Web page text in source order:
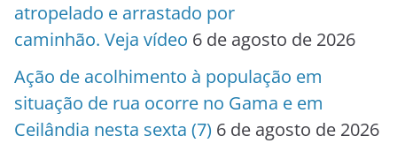
atropelado e arrastado por
caminhão. Veja vídeo 6 de agosto de 2026
Ação de acolhimento à população em
situação de rua ocorre no Gama e em
Ceilândia nesta sexta (7) 6 de agosto de 2026